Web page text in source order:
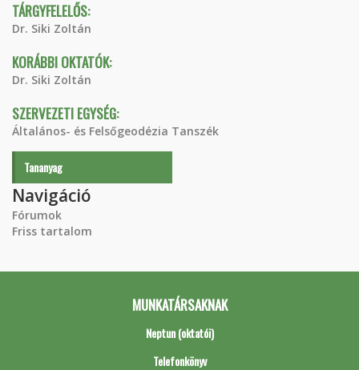
TÁRGYFELELŐS:
Dr. Siki Zoltán
KORÁBBI OKTATÓK:
Dr. Siki Zoltán
SZERVEZETI EGYSÉG:
Általános- és Felsőgeodézia Tanszék
Tananyag
Navigáció
Fórumok
Friss tartalom
MUNKATÁRSAKNAK
Neptun (oktatói)
Telefonkönyv